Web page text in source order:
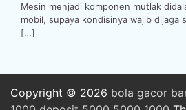
Mesin menjadi komponen mutlak
mobil, supaya kondisinya wajib dijaga
[…]
Copyright © 2026 bola gacor